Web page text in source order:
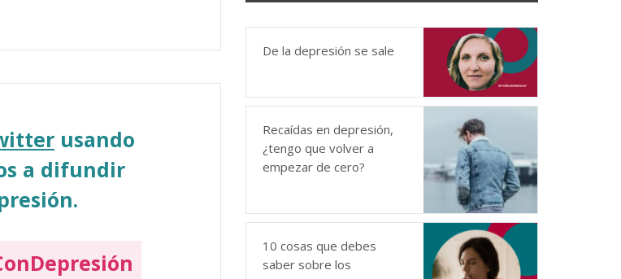
usando
a difundir
De la depresión se sale
Recaídas en depresión,
¿tengo que volver a
empezar de cero?
10 cosas que debes
saber sobre los